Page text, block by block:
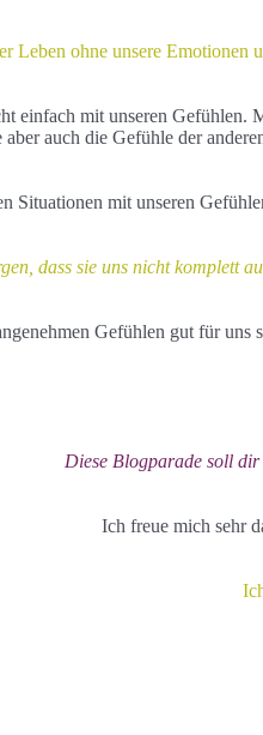
Leben ohne unsere
einfach mit unseren Gefühlen.
auch die Gefühle der
Situationen mit unseren
dass sie uns nicht komplett
Gefühlen gut für uns
Diese Blogparade soll
Ich freue mich sehr